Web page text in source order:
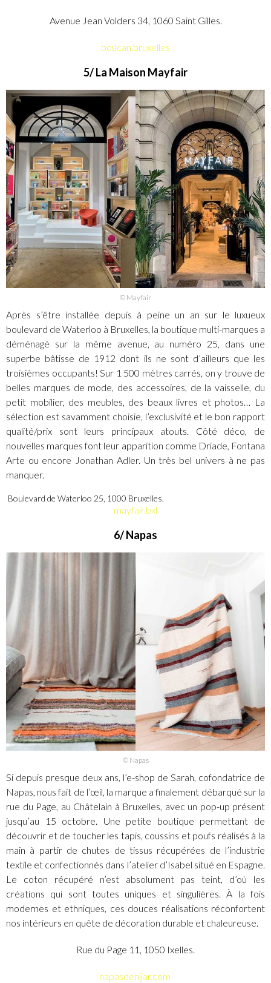
Avenue Jean Volders 34, 1060 Saint Gilles.
boucan.bruxelles
5/ La Maison Mayfair
© Mayfair
Après s’être installée depuis à peine un an sur le luxueux
boulevard de Waterloo à Bruxelles, la boutique multi-marques a
déménagé sur la même avenue, au numéro 25, dans une
superbe bâtisse de 1912 dont ils ne sont d’ailleurs que les
troisièmes occupants! Sur 1 500 mètres carrés, on y trouve de
belles marques de mode, des accessoires, de la vaisselle, du
petit mobilier, des meubles, des beaux livres et photos… La
sélection est savamment choisie, l’exclusivité et le bon rapport
qualité/prix sont leurs principaux atouts. Côté déco, de
nouvelles marques font leur apparition comme Driade, Fontana
Arte ou encore Jonathan Adler. Un très bel univers à ne pas
manquer.
Boulevard de Waterloo 25, 1000 Bruxelles.
mayfair.bxl
6/ Napas
© Napas
Si depuis presque deux ans, l’e-shop de Sarah, cofondatrice de
Napas, nous fait de l’œil, la marque a finalement débarqué sur la
rue du Page, au Châtelain à Bruxelles, avec un pop-up présent
jusqu’au 15 octobre. Une petite boutique permettant de
découvrir et de toucher les tapis, coussins et poufs réalisés à la
main à partir de chutes de tissus récupérées de l’industrie
textile et confectionnés dans l’atelier d’Isabel situé en Espagne.
Le coton récupéré n’est absolument pas teint, d’où les
créations qui sont toutes uniques et singulières. À la fois
modernes et ethniques, ces douces réalisations réconfortent
nos intérieurs en quête de décoration durable et chaleureuse.
Rue du Page 11, 1050 Ixelles.
napasdenijar.com